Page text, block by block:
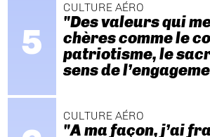
CULTURE AÉRO
"Des valeurs qui
chères comme le
patriotisme, le
sens de
CULTURE AÉRO
"A ma façon, j’ai